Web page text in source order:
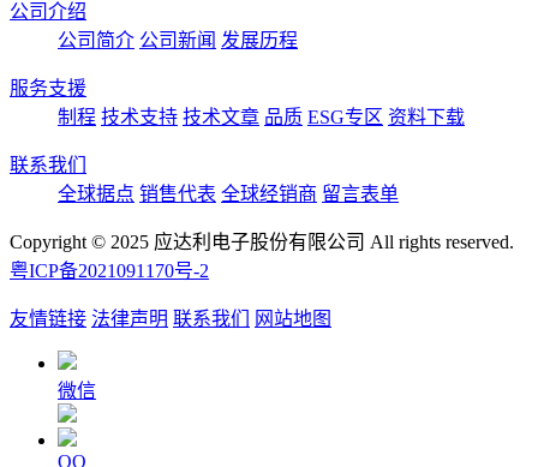
公司介绍
公司简介 公司新闻 发展历程
服务支援
制程 技术支持 技术文章 品质 ESG专区 资料下载
联系我们
全球据点 销售代表 全球经销商 留言表单
Copyright © 2025 应达利电子股份有限公司 All rights reserved.
粤ICP备2021091170号-2
友情链接 法律声明 联系我们 网站地图
微信
QQ